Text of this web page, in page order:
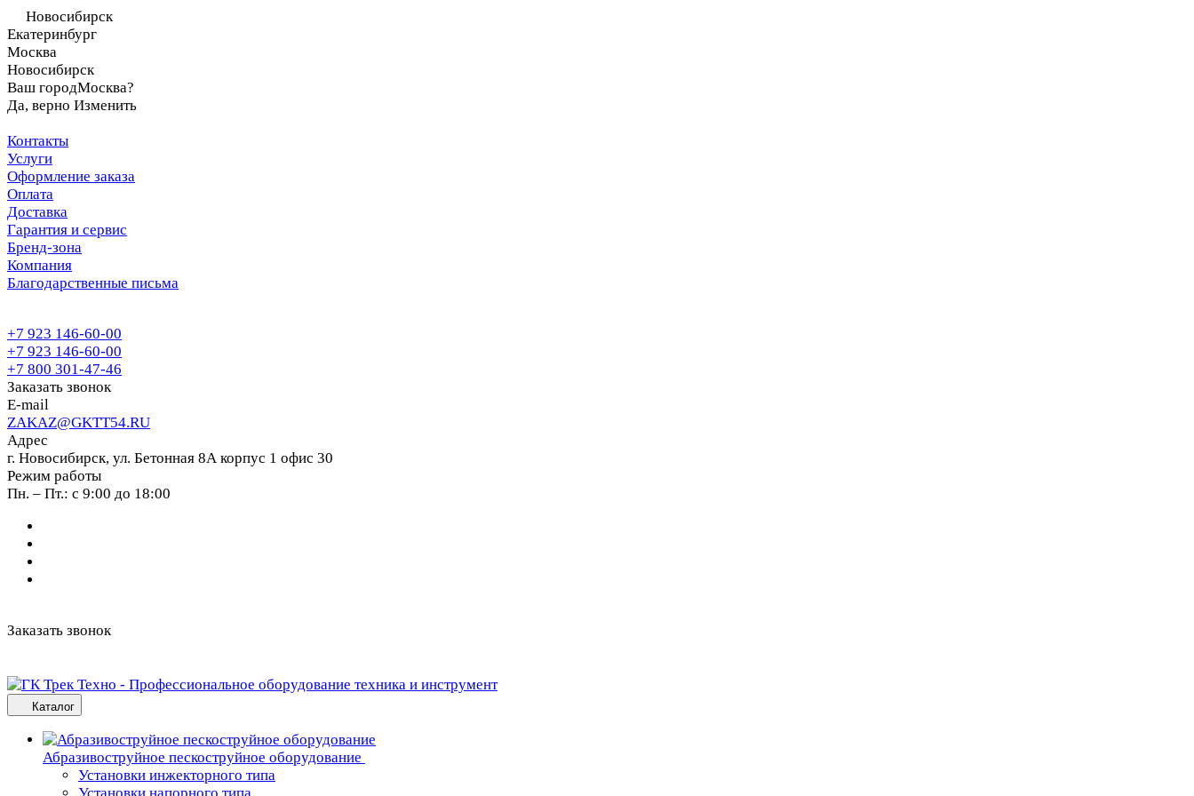
Новосибирск
Екатеринбург
Москва
Новосибирск
Ваш городМосква?
Да, верно Изменить
Контакты
Услуги
Оформление заказа
Оплата
Доставка
Гарантия и сервис
Бренд-зона
Компания
Благодарственные письма
+7 923 146-60-00
+7 923 146-60-00
+7 800 301-47-46
Заказать звонок
E-mail
ZAKAZ@GKTT54.RU
Адрес
г. Новосибирск, ул. Бетонная 8А корпус 1 офис 30
Режим работы
Пн. – Пт.: с 9:00 до 18:00
Заказать звонок
Каталог
Абразивоструйное пескоструйное оборудование
Установки инжекторного типа